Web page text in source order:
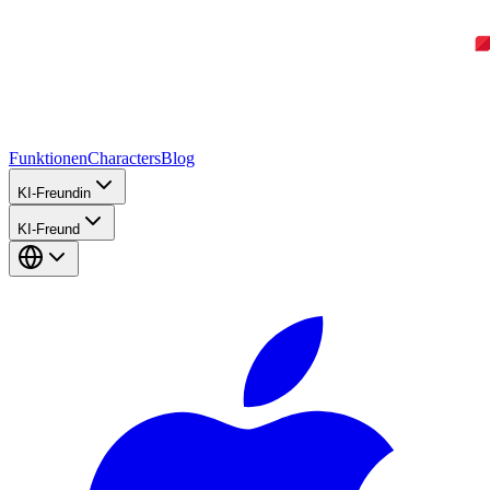
FunktionenCharactersBlog
KI-Freundin
KI-Freund